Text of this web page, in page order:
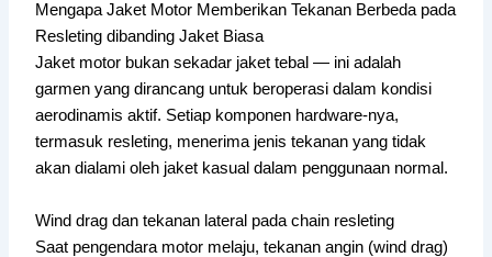
Mengapa Jaket Motor Memberikan Tekanan Berbeda pada
Resleting dibanding Jaket Biasa
Jaket motor bukan sekadar jaket tebal — ini adalah
garmen yang dirancang untuk beroperasi dalam kondisi
aerodinamis aktif. Setiap komponen hardware-nya,
termasuk resleting, menerima jenis tekanan yang tidak
akan dialami oleh jaket kasual dalam penggunaan normal.
Wind drag dan tekanan lateral pada chain resleting
Saat pengendara motor melaju, tekanan angin (wind drag)